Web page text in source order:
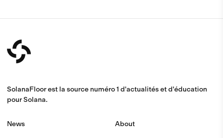
SolanaFloor est la source numéro 1 d'actualités et d'éducation
pour Solana.
News About